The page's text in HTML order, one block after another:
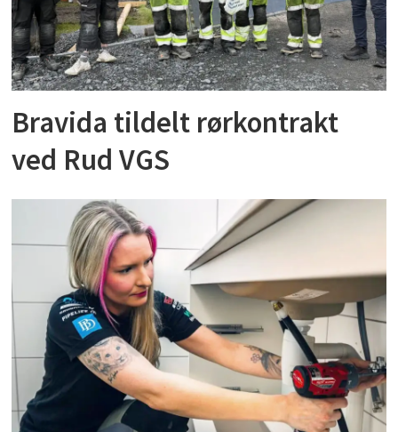
Bravida tildelt rørkontrakt
ved Rud VGS